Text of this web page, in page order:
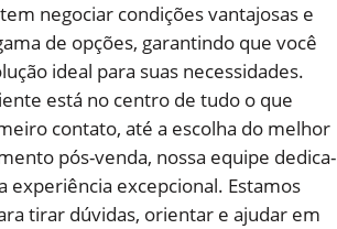
negociar condições vantajosas e
de opções, garantindo que você
ideal para suas necessidades.
está no centro de tudo o que
contato, até a escolha do melhor
pós-venda, nossa equipe dedica-
experiência excepcional. Estamos
tirar dúvidas, orientar e ajudar em